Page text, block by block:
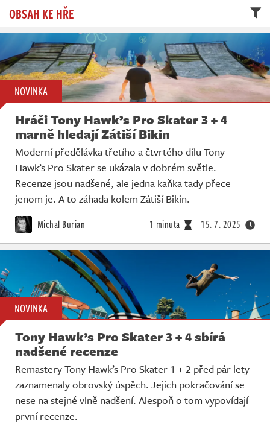
OBSAH KE HŘE
NOVINKA
Hráči Tony Hawk’s Pro Skater 3 + 4
marně hledají Zátiší Bikin
Moderní předělávka třetího a čtvrtého dílu Tony
Hawk’s Pro Skater se ukázala v dobrém světle.
Recenze jsou nadšené, ale jedna kaňka tady přece
jenom je. A to záhada kolem Zátiší Bikin.
Michal Burian 1 minuta 15. 7. 2025
NOVINKA
Tony Hawk’s Pro Skater 3 + 4 sbírá
nadšené recenze
Remastery Tony Hawk’s Pro Skater 1 + 2 před pár lety
zaznamenaly obrovský úspěch. Jejich pokračování se
nese na stejné vlně nadšení. Alespoň o tom vypovídají
první recenze.